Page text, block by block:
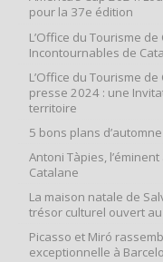
pour la 37e édition
L’Office du Tourisme
Incontournables de
L’Office du Tourisme
presse 2024 : une
territoire
5 bons plans
Antoni Tàpies,
Catalane
La maison natale de
trésor culturel ouvert
Picasso et Miró
exceptionnelle à